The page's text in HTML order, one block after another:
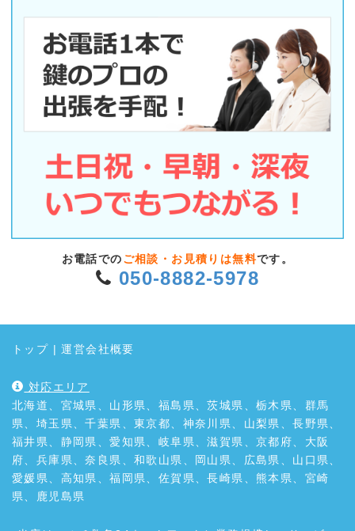
お電話での ご相談・お見積りは無料です。
050-8882-5978
トップ |運営会社概要
対応エリア
北海道、宮城県、山形県、福島県、茨城県、栃木県、群馬
県、埼玉県、千葉県、東京都、神奈川県、山梨県、長野県、
福井県、静岡県、愛知県、岐阜県、滋賀県、京都府、大阪
府、兵庫県、奈良県、和歌山県、岡山県、広島県、山口県、
愛媛県、高知県、福岡県、佐賀県、長崎県、熊本県、宮崎
県、鹿児島県